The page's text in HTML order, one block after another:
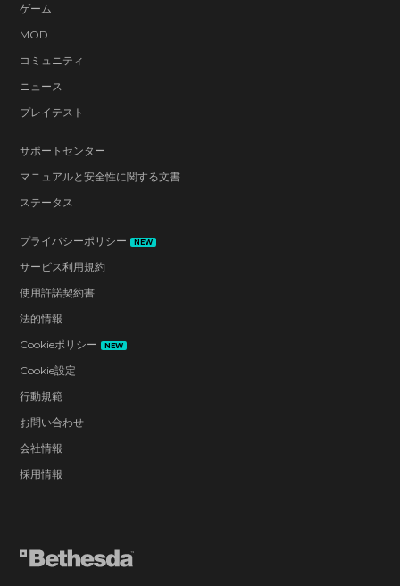
ゲーム
MOD
コミュニティ
ニュース
プレイテスト
サポートセンター
マニュアルと安全性に関する文書
ステータス
プライバシーポリシー NEW
サービス利用規約
使用許諾契約書
法的情報
Cookieポリシー
NEW
Cookie設定
行動規範
お問い合わせ
会社情報
採用情報